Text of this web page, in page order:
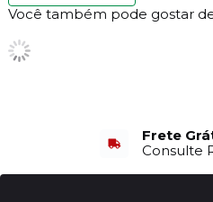
Você também pode gostar
Frete
Consulte